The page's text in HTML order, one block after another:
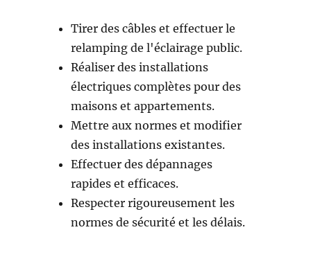
Tirer des câbles et effectuer le
relamping de l'éclairage public.
Réaliser des installations
électriques complètes pour des
maisons et appartements.
Mettre aux normes et modifier
des installations existantes.
Effectuer des dépannages
rapides et efficaces.
Respecter rigoureusement les
normes de sécurité et les délais.